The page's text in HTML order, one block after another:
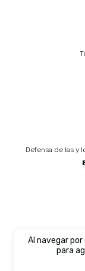
Al navegar
para
Defensa de las y